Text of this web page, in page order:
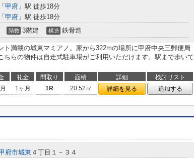
「 甲府 」駅 徒歩18分
「 甲府 」駅 徒歩18分
階数 3階建 構造 鉄骨造
ト満載の城東マミアノ。家から322mの場所に甲府中央三郵便局
ちらの物件は自走式駐車場がご利用いただけます。駅まで歩いて
礼金 間取り 面積 詳細
検討リスト
1ヶ月 1R 20.52㎡ 詳細を見る 追加する
府市城東 ４丁目１－３４